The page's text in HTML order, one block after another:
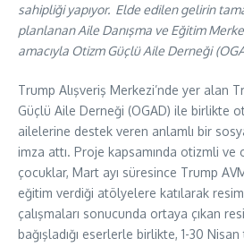
sahipliği yapıyor. Elde edilen gelirin
planlanan Aile Danışma ve Eğitim
amacıyla Otizm Güçlü Aile Derneği
Trump Alışveriş Merkezi’nde yer alan
Güçlü Aile Derneği (OGAD) ile birlikte
ailelerine destek veren anlamlı bir
imza attı. Proje kapsamında otizmli
çocuklar, Mart ayı süresince Trump
eğitim verdiği atölyelere katılarak
çalışmaları sonucunda ortaya çıkan
bağışladığı eserlerle birlikte, 1-30